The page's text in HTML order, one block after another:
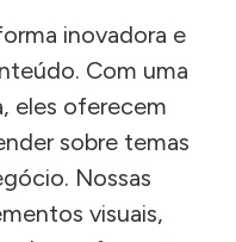
inovadora e
Com uma
eles oferecem
sobre temas
Nossas
visuais,